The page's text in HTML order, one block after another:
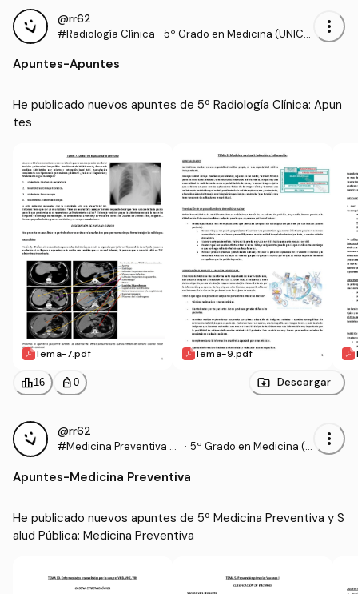
@rr62
#Radiología Clínica · 5º Grado en Medicina (UNICA
more_vert
Apuntes-Apuntes
He publicado nuevos apuntes de 5º Radiología Clínica: Apun
tes
Tema-7.pdf Tema-9.pdf
leaderboard16 personal_bag 0 Descargar
@rr62
#Medicina Preventiva y
· 5º Grado en Medicina (U
more_vert
Apuntes-Medicina Preventiva
He publicado nuevos apuntes de 5º Medicina Preventiva y S
alud Pública: Medicina Preventiva